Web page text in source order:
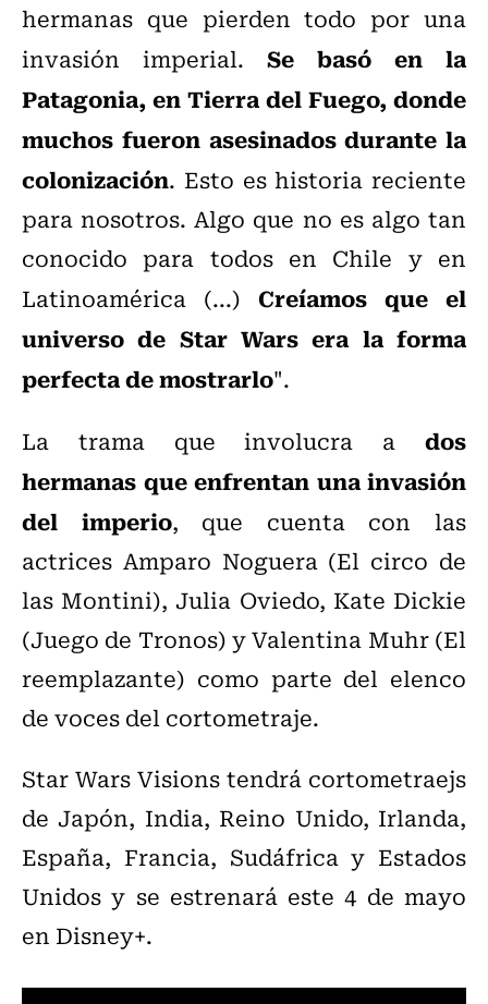
hermanas que pierden todo por una
invasión imperial. Se basó en la
Patagonia, en Tierra del Fuego, donde
muchos fueron asesinados durante la
colonización. Esto es historia reciente
para nosotros. Algo que no es algo tan
conocido para todos en Chile y en
Latinoamérica (...) Creíamos que el
universo de Star Wars era la forma
perfecta de mostrarlo".
La trama que involucra a dos
hermanas que enfrentan una invasión
del imperio, que cuenta con las
actrices Amparo Noguera (El circo de
las Montini), Julia Oviedo, Kate Dickie
(Juego de Tronos) y Valentina Muhr (El
reemplazante) como parte del elenco
de voces del cortometraje.
Star Wars Visions tendrá cortometraejs
de Japón, India, Reino Unido, Irlanda,
España, Francia, Sudáfrica y Estados
Unidos y se estrenará este 4 de mayo
en Disney+.